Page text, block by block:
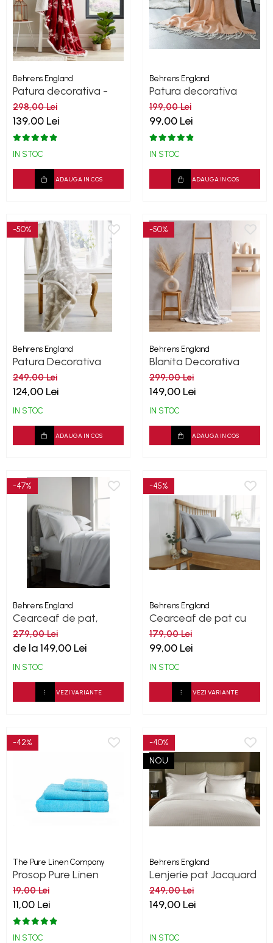
Behrens England
Patura decorativa -
Snow flakes
298,00 Lei
139,00 Lei
IN STOC
ADAUGA IN COS
Behrens England
Patura decorativa
Peach Lifestyle
199,00 Lei
99,00 Lei
IN STOC
ADAUGA IN COS
-50%
Behrens England
Patura Decorativa
Wood Land Grey
249,00 Lei
124,00 Lei
IN STOC
ADAUGA IN COS
-50%
Behrens England
Blanita Decorativa
Highland 180x130x10
cm
299,00 Lei
149,00 Lei
IN STOC
ADAUGA IN COS
-47%
Behrens England
Cearceaf de pat,
Percale - Alb
279,00 Lei
de la 149,00 Lei
IN STOC
VEZI VARIANTE
-45%
Behrens England
Cearceaf de pat cu
elastic, 200TC - Grey
179,00 Lei
99,00 Lei
IN STOC
VEZI VARIANTE
-42%
The Pure Linen Company
Prosop Pure Linen
Collection Aqua
19,00 Lei
11,00 Lei
IN STOC
-40%
NOU
Behrens England
Lenjerie pat Jacquard
Sateen Stripe Ivory
300TC
249,00 Lei
149,00 Lei
IN STOC